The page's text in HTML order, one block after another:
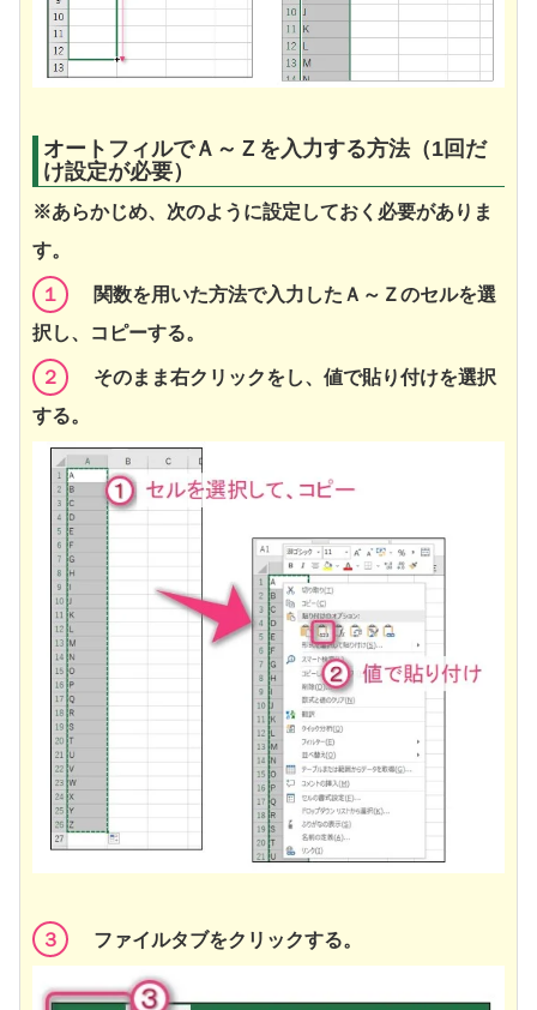
オートフィルでＡ～Ｚを入力する方法（1回だ
け設定が必要）
※あらかじめ、次のように設定しておく必要がありま
す。
１
関数を用いた方法で入力したＡ～Ｚのセルを選
択し、コピーする。
２
そのまま右クリックをし、値で貼り付けを選択
する。
３ ファイルタブをクリックする。